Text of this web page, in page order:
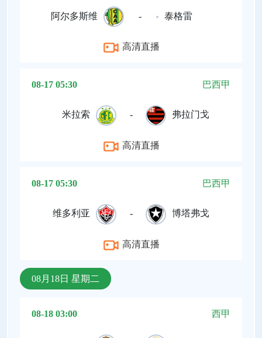
阿尔多斯维 - 泰格雷
高清直播
08-17 05:30 巴西甲
米拉索 - 弗拉门戈
高清直播
08-17 05:30 巴西甲
维多利亚 - 博塔弗戈
高清直播
08月18日 星期二
08-18 03:00 西甲